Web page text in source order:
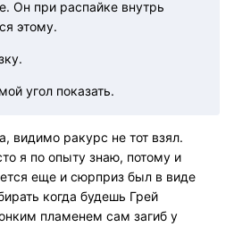
Он при распайке внутрь
этому.
угол показать.
видимо ракурс не тот взял.
я по опыту знаю, потому и
еще и сюрприз был в виде
когда будешь Грей
пламенем сам загиб у